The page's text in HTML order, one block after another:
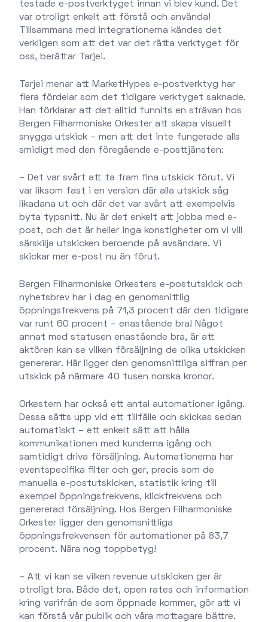
testade e-postverktyget innan vi blev kund. Det
var otroligt enkelt att förstå och använda!
Tillsammans med integrationerna kändes det
verkligen som att det var det rätta verktyget för
oss, berättar Tarjei.
Tarjei menar att MarketHypes e-postverktyg har
flera fördelar som det tidigare verktyget saknade.
Han förklarar att det alltid funnits en strävan hos
Bergen Filharmoniske Orkester att skapa visuellt
snygga utskick – men att det inte fungerade alls
smidigt med den föregående e-posttjänsten:
– Det var svårt att ta fram fina utskick förut. Vi
var liksom fast i en version där alla utskick såg
likadana ut och där det var svårt att exempelvis
byta typsnitt. Nu är det enkelt att jobba med e-
post, och det är heller inga konstigheter om vi vill
särskilja utskicken beroende på avsändare. Vi
skickar mer e-post nu än förut.
Bergen Filharmoniske Orkesters e-postutskick och
nyhetsbrev har i dag en genomsnittlig
öppningsfrekvens på 71,3 procent där den tidigare
var runt 60 procent – enastående bra! Något
annat med statusen enastående bra, är att
aktören kan se vilken försäljning de olika utskicken
genererar. Här ligger den genomsnittliga siffran per
utskick på närmare 40 tusen norska kronor.
Orkestern har också ett antal automationer igång.
Dessa sätts upp vid ett tillfälle och skickas sedan
automatiskt – ett enkelt sätt att hålla
kommunikationen med kunderna igång och
samtidigt driva försäljning. Automationerna har
eventspecifika filter och ger, precis som de
manuella e-postutskicken, statistik kring till
exempel öppningsfrekvens, klickfrekvens och
genererad försäljning. Hos Bergen Filharmoniske
Orkester ligger den genomsnittliga
öppningsfrekvensen för automationer på 83,7
procent. Nära nog toppbetyg!
– Att vi kan se vilken revenue utskicken ger är
otroligt bra. Både det, open rates och information
kring varifrån de som öppnade kommer, gör att vi
kan förstå vår publik och våra mottagare bättre.